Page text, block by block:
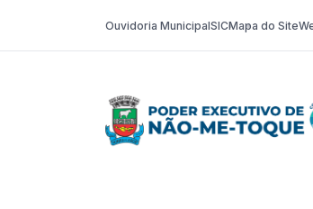
Ouvidoria MunicipalSICMapa do Site